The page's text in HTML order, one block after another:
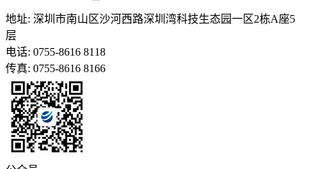
地址: 深圳市南山区沙河西路深圳湾科技生态园一区2栋A座5
层
电话: 0755-8616 8118
传真: 0755-8616 8166